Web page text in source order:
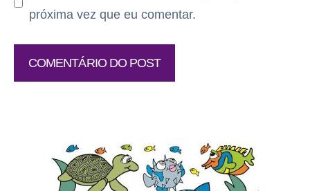
próxima vez que eu comentar.